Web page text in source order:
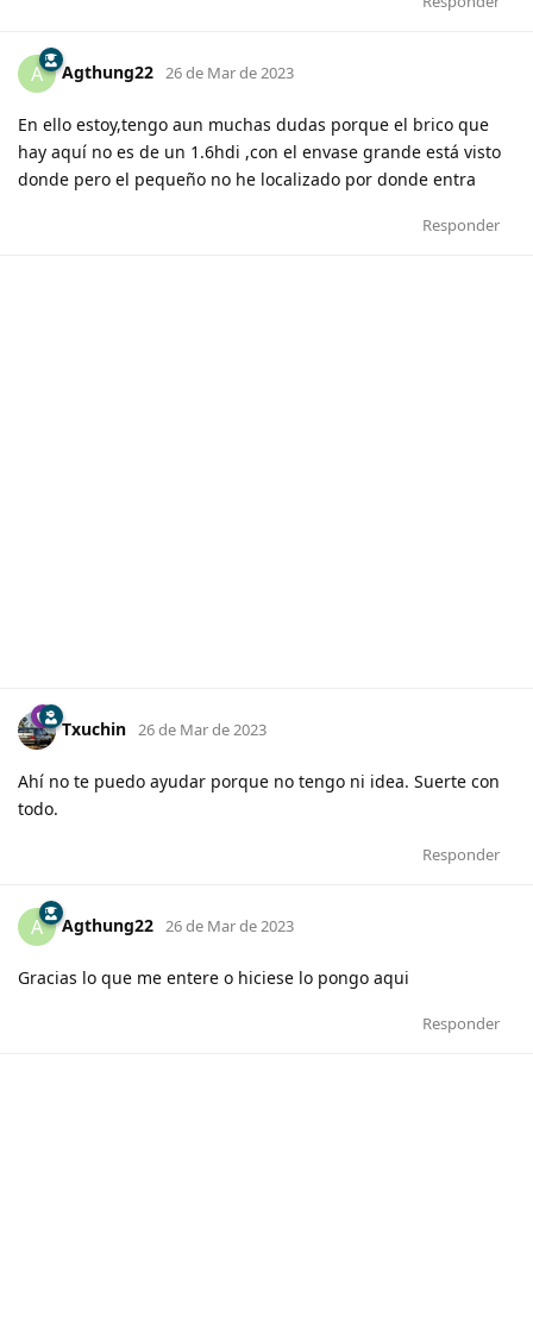
A Agthung22 26 de Mar de 2023
En ello estoy,tengo aun muchas dudas porque el brico que
hay aquí no es de un 1.6hdi ,con el envase grande está visto
donde pero el pequeño no he localizado por donde entra
Responder
Txuchin 26 de Mar de 2023
Ahí no te puedo ayudar porque no tengo ni idea. Suerte con
todo.
Responder
A Agthung22 26 de Mar de 2023
Gracias lo que me entere o hiciese lo pongo aqui
Responder